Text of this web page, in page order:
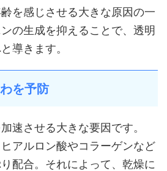
を感じさせる大きな原因の一
の生成を抑えることで、透明
導きます。
を予防
速させる大きな要因です。
ヒアルロン酸やコラーゲンなど
配合。それによって、乾燥に